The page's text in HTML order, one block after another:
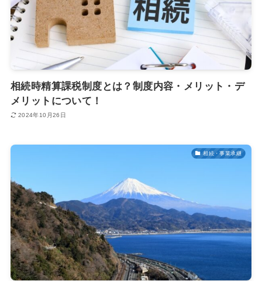
相続時精算課税制度とは？制度内容・メリット・デ
メリットについて！
2024年10月26日
相続・事業承継